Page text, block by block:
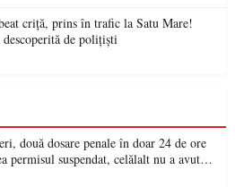
criță, prins în trafic la Satu Mare!
de polițiști
două dosare penale în doar 24 de ore
permisul suspendat, celălalt nu a avut